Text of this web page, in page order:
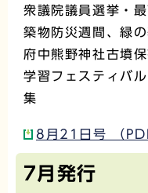
衆議院議員選挙・
築物防災週間、緑
府中熊野神社古墳
学習フェスティバ
集
8月21日号 （
7月発行